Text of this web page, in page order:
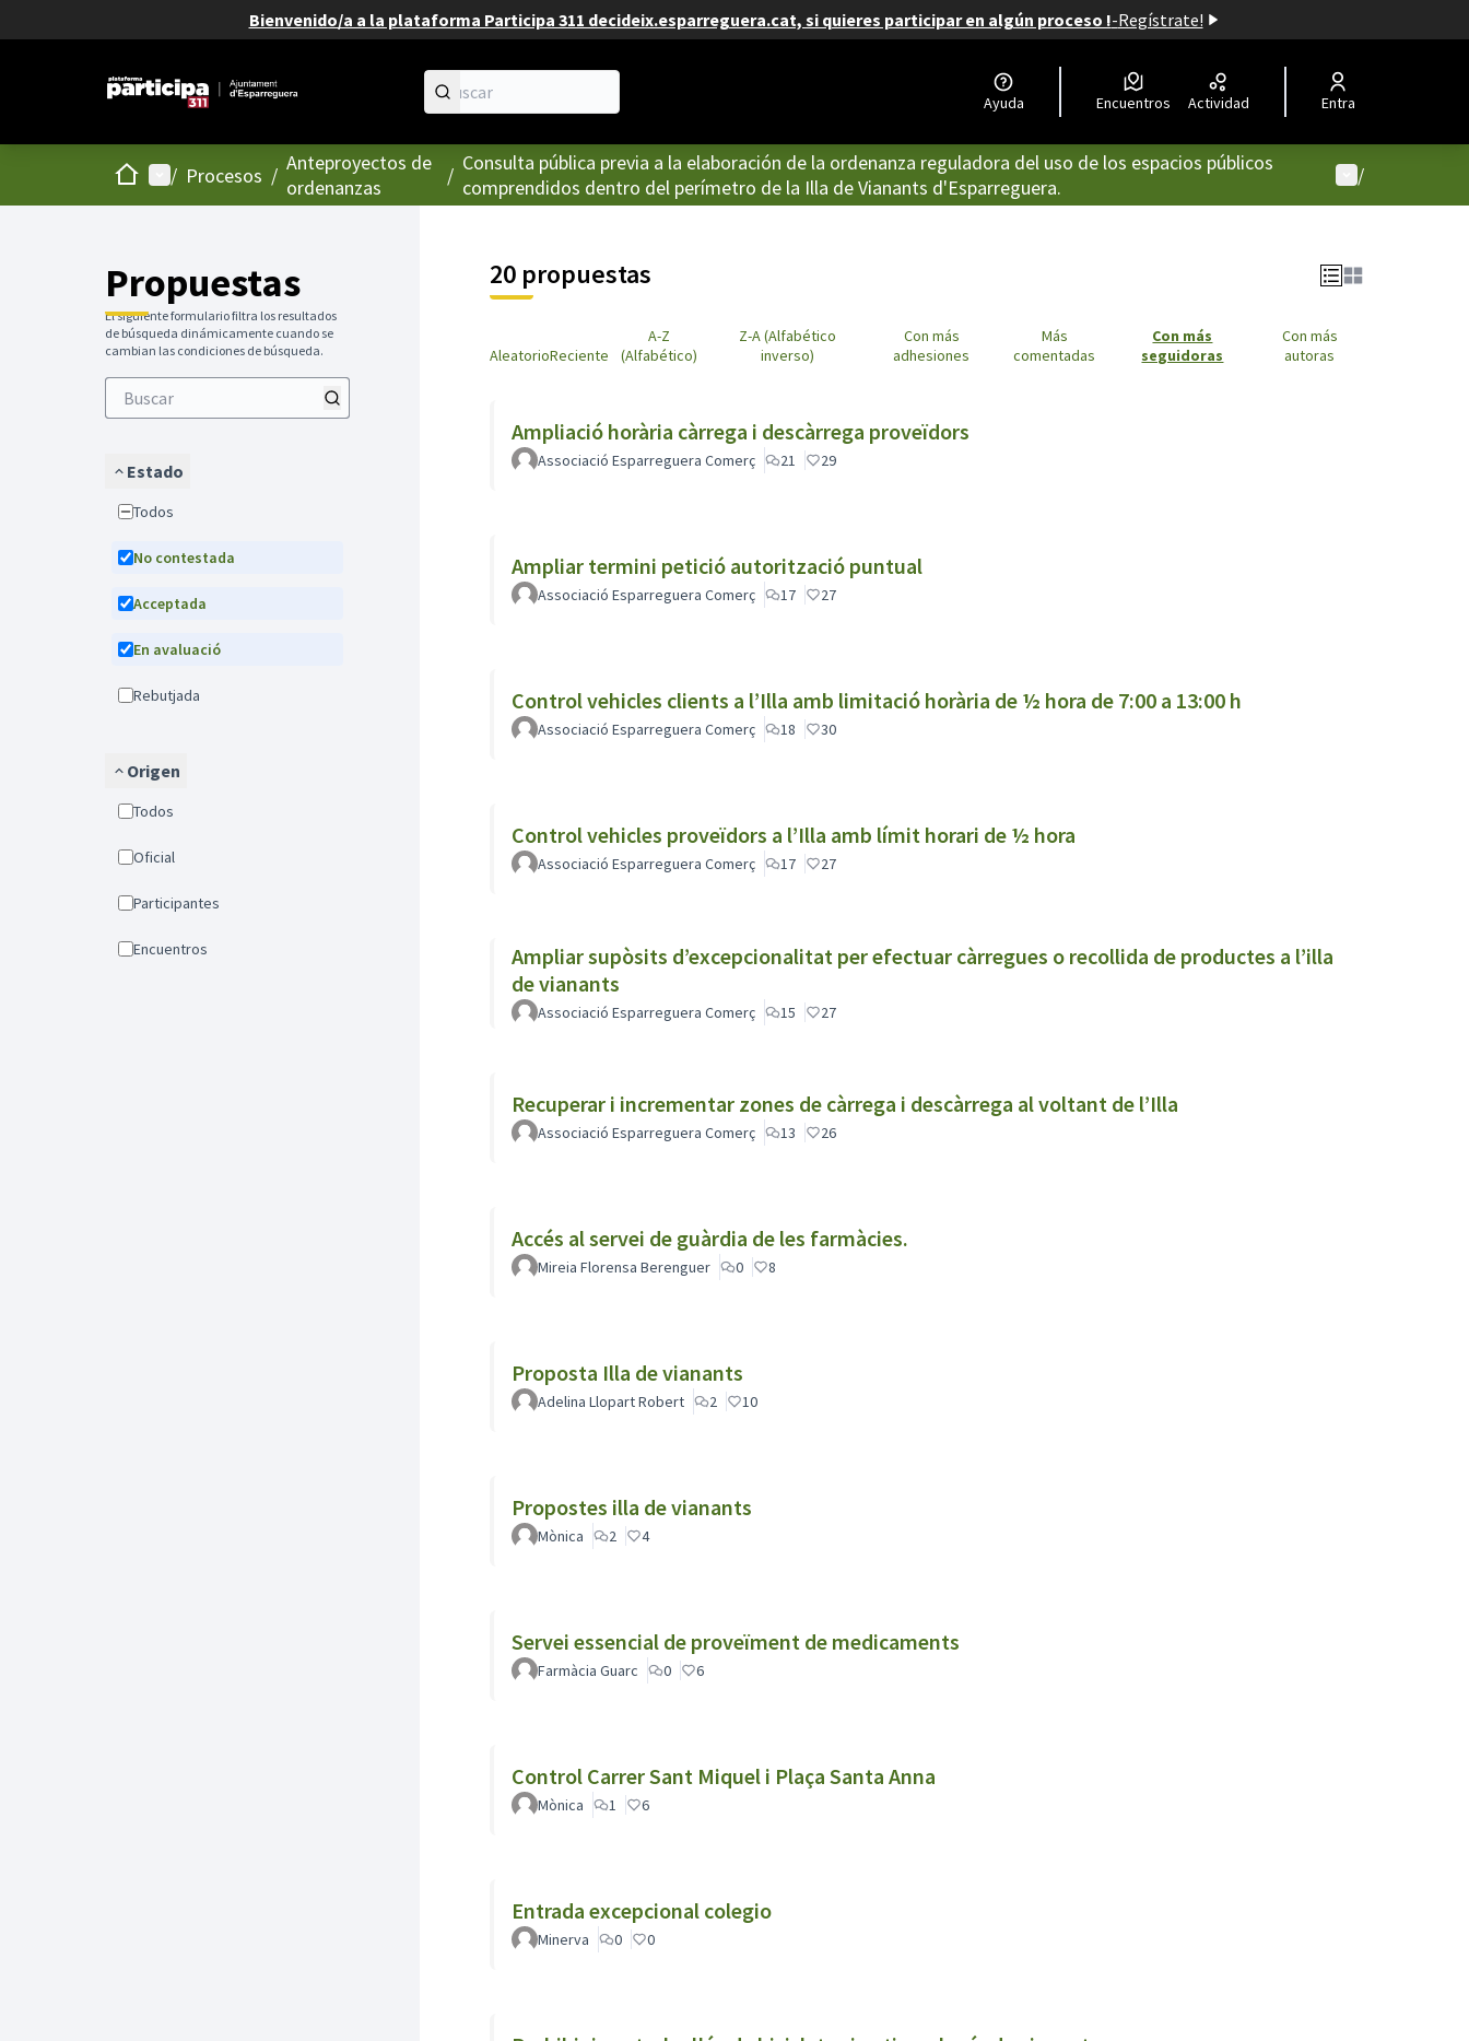
Bienvenido/a a la plataforma Participa 311 decideix.esparreguera.cat, si quieres participar en algún proceso !-Regístrate!
Ayuda Encuentros Actividad Entra
InicioMenú principal
/ Procesos / Anteproyectos de
ordenanzas
/ Consulta pública previa a la elaboración de la ordenanza reguladora del uso de los espacios públicos
comprendidos dentro del perímetro de la Illa de Vianants d'Esparreguera.
Menú de usuario
/
Propuestas
El siguiente formulario filtra los resultados
de búsqueda dinámicamente cuando se
cambian las condiciones de búsqueda.
Estado
Todos
No contestada
Acceptada
En avaluació
Rebutjada
Origen
Todos
Oficial
Participantes
Encuentros
20 propuestas
AleatorioReciente
A-Z
(Alfabético)
Z-A (Alfabético
inverso)
Con más
adhesiones
Más
comentadas
Con más
seguidoras
Con más
autoras
Ampliació horària càrrega i descàrrega proveïdors
Associació Esparreguera Comerç 21 29
Ampliar termini petició autorització puntual
Associació Esparreguera Comerç 17 27
Control vehicles clients a l’Illa amb limitació horària de ½ hora de 7:00 a 13:00 h
Associació Esparreguera Comerç 18 30
Control vehicles proveïdors a l’Illa amb límit horari de ½ hora
Associació Esparreguera Comerç 17 27
Ampliar supòsits d’excepcionalitat per efectuar càrregues o recollida de productes a l’illa
de vianants
Associació Esparreguera Comerç 15 27
Recuperar i incrementar zones de càrrega i descàrrega al voltant de l’Illa
Associació Esparreguera Comerç 13 26
Accés al servei de guàrdia de les farmàcies.
Mireia Florensa Berenguer 0 8
Proposta Illa de vianants
Adelina Llopart Robert 2 10
Propostes illa de vianants
Mònica 2 4
Servei essencial de proveïment de medicaments
Farmàcia Guarc 0 6
Control Carrer Sant Miquel i Plaça Santa Anna
Mònica 1 6
Entrada excepcional colegio
Minerva 0 0